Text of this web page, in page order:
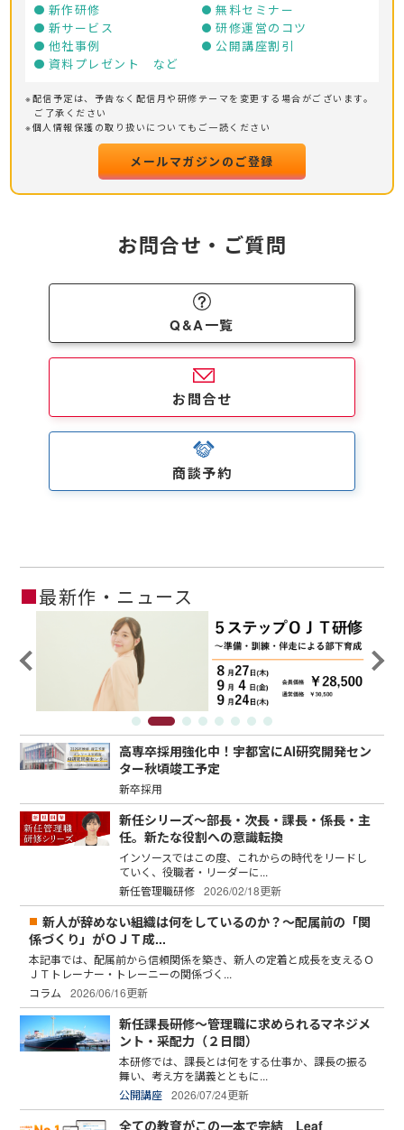
新作研修
無料セミナー
新サービス
研修運営のコツ
他社事例
公開講座割引
資料プレゼント など
※配信予定は、予告なく配信月や研修テーマを変更する場合がございます。
ご了承ください
※個人情報保護の取り扱いについてもご一読ください
メールマガジンのご登録
お問合せ・ご質問
Q&A一覧
お問合せ
商談予約
■最新作・ニュース
高専卒採用強化中！宇都宮にAI研究開発セン
ター秋頃竣工予定
新卒採用
新任シリーズ～部長・次長・課長・係長・主
任。新たな役割への意識転換
インソースではこの度、これからの時代をリードし
ていく、役職者・リーダーに...
新任管理職研修 2026/02/18更新
新人が辞めない組織は何をしているのか？～配属前の「関
係づくり」がＯＪＴ成...
本記事では、配属前から信頼関係を築き、新人の定着と成長を支えるＯ
ＪＴトレーナー・トレーニーの関係づく...
コラム
2026/06/16更新
新任課長研修～管理職に求められるマネジメ
ント・采配力（２日間）
本研修では、課長とは何をする仕事か、課長の振る
舞い、考え方を講義とともに...
公開講座 2026/07/24更新
全ての教育がこの一本で完結 Leaf